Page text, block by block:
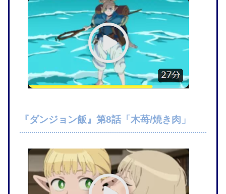
『ダンジョン飯』第8話「木苺/焼き肉」